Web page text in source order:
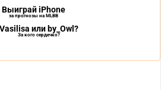
Выиграй iPhone
за прогнозы на MLBB
Vasilisa или by_Owl?
За кого сердечко?